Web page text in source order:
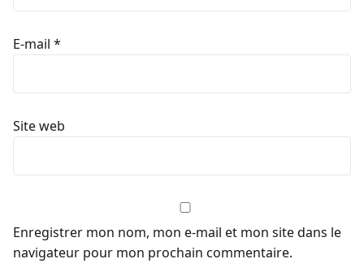
E-mail *
Site web
Enregistrer mon nom, mon e-mail et mon site dans le
navigateur pour mon prochain commentaire.